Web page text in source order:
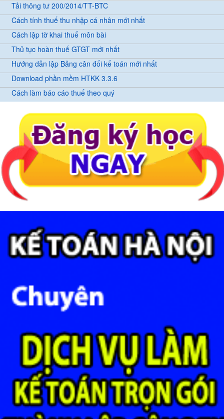
Tải thông tư 200/2014/TT-BTC
Cách tính thuế thu nhập cá nhân mới nhất
Cách lập tờ khai thuế môn bài
Thủ tục hoàn thuế GTGT mới nhất
Hướng dẫn lập Bảng cân đối kế toán mới nhất
Download phần mềm HTKK 3.3.6
Cách làm báo cáo thuế theo quý